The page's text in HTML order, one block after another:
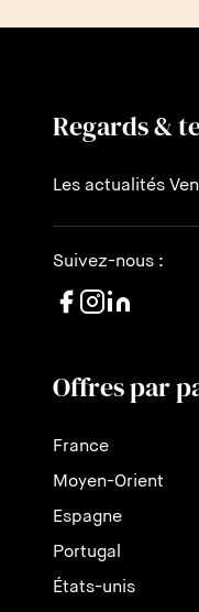
Regards &
Les actualités
Suivez-nous :
Offres par
France
Moyen-Orient
Espagne
Portugal
États-unis